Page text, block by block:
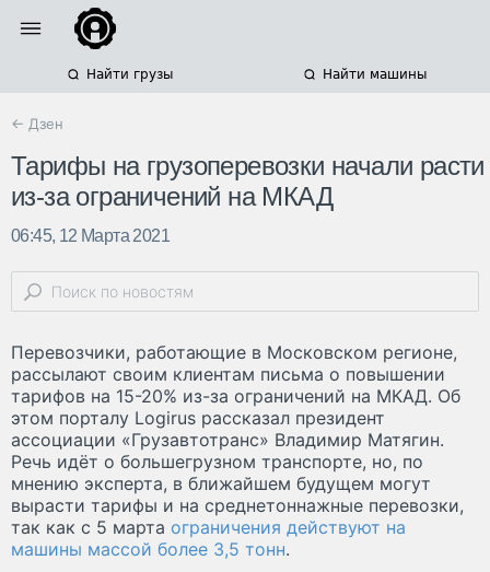
Найти грузы Найти машины
← Дзен
Тарифы на грузоперевозки начали расти
из-за ограничений на МКАД
06:45, 12 Марта 2021
Перевозчики, работающие в Московском регионе,
рассылают своим клиентам письма о повышении
тарифов на 15-20% из-за ограничений на МКАД. Об
этом порталу Logirus рассказал президент
ассоциации «Грузавтотранс» Владимир Матягин.
Речь идёт о большегрузном транспорте, но, по
мнению эксперта, в ближайшем будущем могут
вырасти тарифы и на среднетоннажные перевозки,
так как с 5 марта ограничения действуют на
машины массой более 3,5 тонн.